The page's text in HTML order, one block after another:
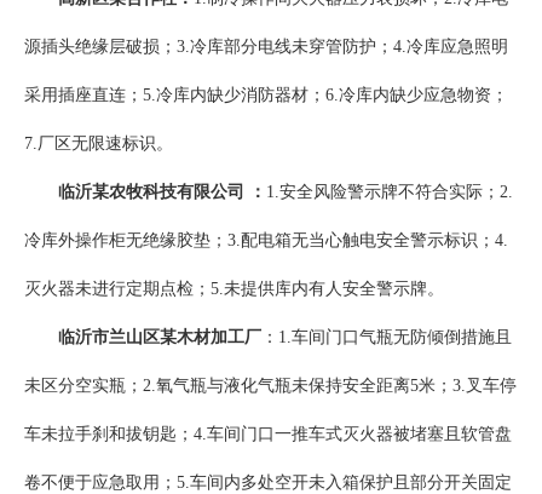
源插头绝缘层破损；3.冷库部分电线未穿管防护；4.冷库应急照明
采用插座直连；5.冷库内缺少消防器材；6.冷库内缺少应急物资；
7.厂区无限速标识。
临沂某农牧科技有限公司 ： 1.安全风险警示牌不符合实际；2.
冷库外操作柜无绝缘胶垫；3.配电箱无当心触电安全警示标识；4.
灭火器未进行定期点检；5.未提供库内有人安全警示牌。
临沂市兰山区某木材加工厂 ：1.车间门口气瓶无防倾倒措施且
未区分空实瓶；2.氧气瓶与液化气瓶未保持安全距离5米；3.叉车停
车未拉手刹和拔钥匙；4.车间门口一推车式灭火器被堵塞且软管盘
卷不便于应急取用；5.车间内多处空开未入箱保护且部分开关固定